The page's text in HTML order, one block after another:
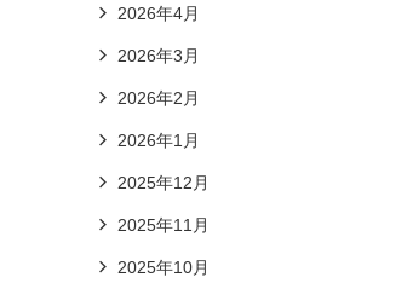
2026年4月
2026年3月
2026年2月
2026年1月
2025年12月
2025年11月
2025年10月